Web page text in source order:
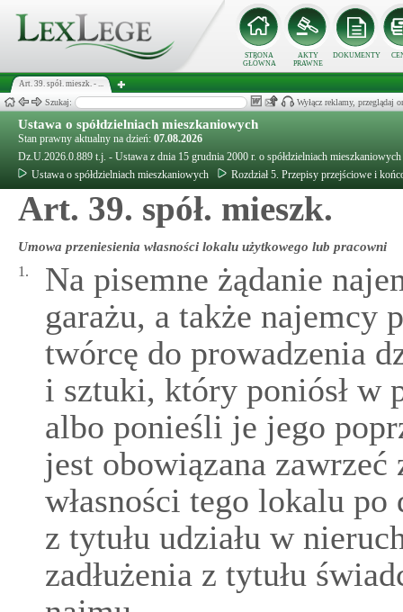
STRONA
GŁÓWNA
AKTY
PRAWNE
DOKUMENTY
Art. 39. spół. mieszk. - ...
Szukaj: Wyłącz reklamy, przeglądaj
Ustawa o spółdzielniach mieszkaniowych
Stan prawny aktualny na dzień: 07.08.2026
Dz.U.2026.0.889 t.j. - Ustawa z dnia 15 grudnia 2000 r. o spółdzielniach mieszkaniowych
Ustawa o spółdzielniach mieszkaniowych
Rozdział 5. Przepisy przejściowe i
Art. 39. spół. mieszk.
Umowa przeniesienia własności lokalu użytkowego lub pracowni
1.
Na pisemne żądanie
garażu, a także najemcy
twórcę do prowadzenia
i sztuki, który poniósł w
albo ponieśli je jego
jest obowiązana
własności tego lokalu po
z tytułu udziału w
zadłużenia z tytułu